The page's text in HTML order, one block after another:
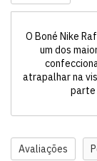
O Boné Nike
um dos
atrapalhar na
parte
Avaliações